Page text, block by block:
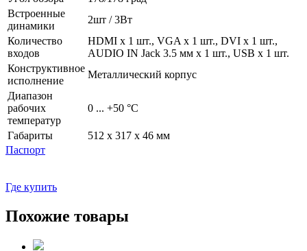
Встроенные
динамики
2шт / 3Вт
Количество
входов
HDMI x 1 шт., VGA x 1 шт., DVI x 1 шт.,
AUDIO IN Jack 3.5 мм x 1 шт., USB x 1 шт.
Конструктивное
исполнение
Металлический корпус
Диапазон
рабочих
температур
0 ... +50 °С
Габариты
512 x 317 x 46 мм
Паспорт
Где купить
Похожие товары